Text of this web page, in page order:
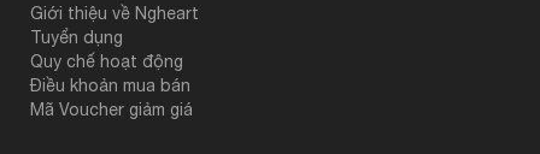
Giới thiệu về Ngheart
Tuyển dụng
Quy chế hoạt động
Điều khoản mua bán
Mã Voucher giảm giá